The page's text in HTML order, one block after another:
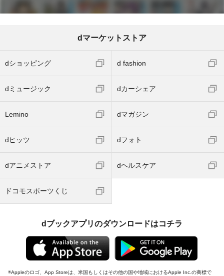
dマーケットストア
dショッピング d fashion
dミュージック dカーシェア
Lemino dマガジン
dヒッツ dフォト
dアニメストア dヘルスケア
ドコモスポーツくじ
dブックアプリのダウンロードはコチラ
Appleのロゴ、App Storeは、米国もしくはその他の国や地域におけるApple Inc.の商標で